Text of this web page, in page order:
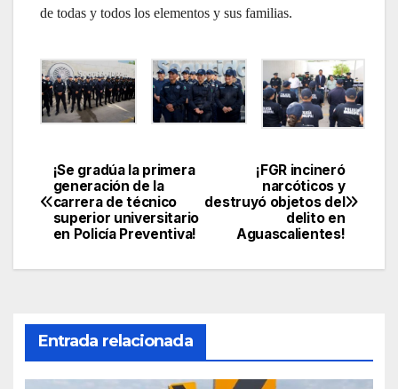
de todas y todos los elementos y sus familias.
Navegación
de
¡FGR incineró
narcóticos y
destruyó objetos del
delito en
Aguascalientes!
¡Se gradúa la primera
generación de la
carrera de técnico
superior universitario
en Policía Preventiva!
Entrada relacionada